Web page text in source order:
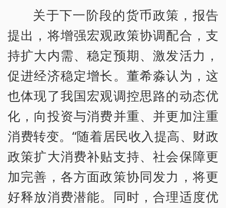
关于下一阶段的货币政策，报告
提出，将增强宏观政策协调配合，支
持扩大内需、稳定预期、激发活力，
促进经济稳定增长。董希淼认为，这
也体现了我国宏观调控思路的动态优
化，向投资与消费并重、并更加注重
消费转变。“随着居民收入提高、财政
政策扩大消费补贴支持、社会保障更
加完善，各方面政策协同发力，将更
好释放消费潜能。同时，合理适度优